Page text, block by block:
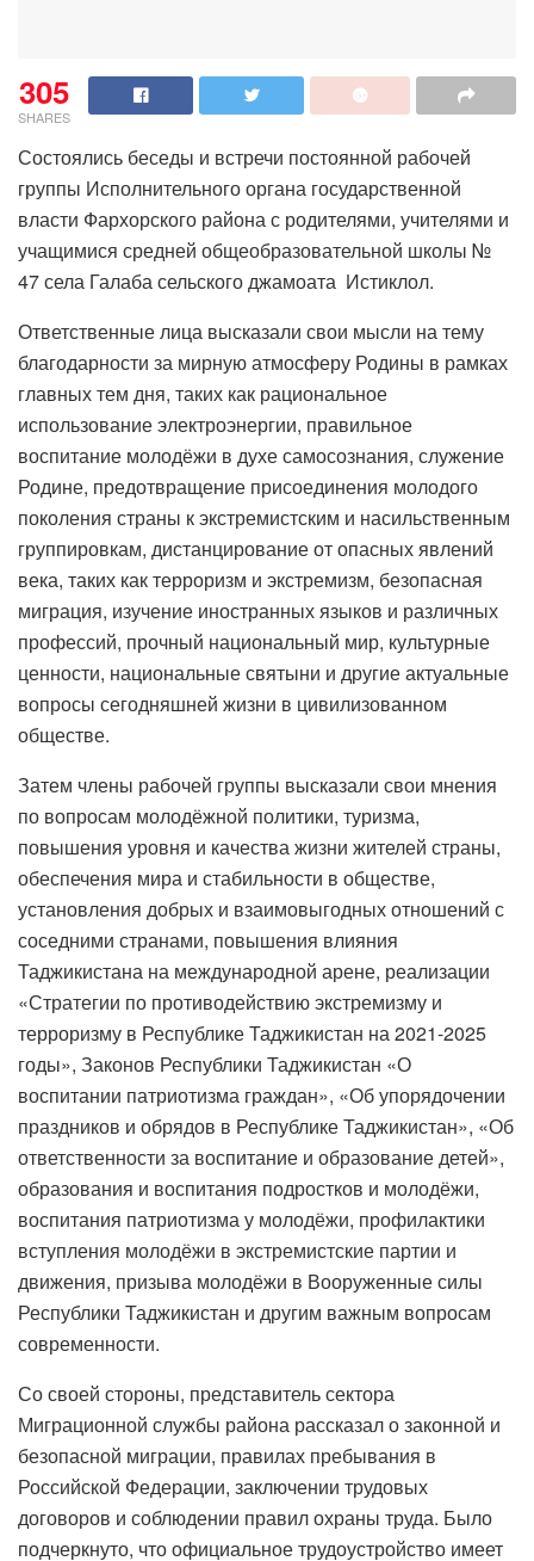
305
SHARES
Состоялись беседы и встречи постоянной рабочей
группы Исполнительного органа государственной
власти Фархорского района с родителями, учителями и
учащимися средней общеобразовательной школы №
47 села Галаба сельского джамоата Истиклол.
Ответственные лица высказали свои мысли на тему
благодарности за мирную атмосферу Родины в рамках
главных тем дня, таких как рациональное
использование электроэнергии, правильное
воспитание молодёжи в духе самосознания, служение
Родине, предотвращение присоединения молодого
поколения страны к экстремистским и насильственным
группировкам, дистанцирование от опасных явлений
века, таких как терроризм и экстремизм, безопасная
миграция, изучение иностранных языков и различных
профессий, прочный национальный мир, культурные
ценности, национальные святыни и другие актуальные
вопросы сегодняшней жизни в цивилизованном
обществе.
Затем члены рабочей группы высказали свои мнения
по вопросам молодёжной политики, туризма,
повышения уровня и качества жизни жителей страны,
обеспечения мира и стабильности в обществе,
установления добрых и взаимовыгодных отношений с
соседними странами, повышения влияния
Таджикистана на международной арене, реализации
«Стратегии по противодействию экстремизму и
терроризму в Республике Таджикистан на 2021-2025
годы», Законов Республики Таджикистан «О
воспитании патриотизма граждан», «Об упорядочении
праздников и обрядов в Республике Таджикистан», «Об
ответственности за воспитание и образование детей»,
образования и воспитания подростков и молодёжи,
воспитания патриотизма у молодёжи, профилактики
вступления молодёжи в экстремистские партии и
движения, призыва молодёжи в Вооруженные силы
Республики Таджикистан и другим важным вопросам
современности.
Со своей стороны, представитель сектора
Миграционной службы района рассказал о законной и
безопасной миграции, правилах пребывания в
Российской Федерации, заключении трудовых
договоров и соблюдении правил охраны труда. Было
подчеркнуто, что официальное трудоустройство имеет